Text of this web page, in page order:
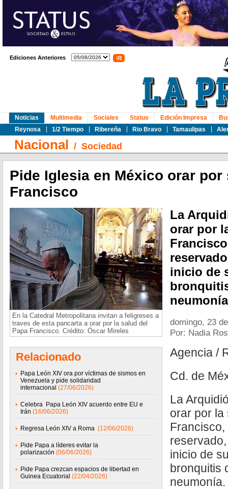
Ediciones Anteriores
Noticias
Reynosa
1/2 Tiempo Ribereña Rio Bravo Tamaulipas
Multimedia Sociales Status Edición Impresa
Nacional / Sociedad
Pide Iglesia en México orar por
Francisco
En la Catedral Metropolitana invitan a feligreses a
traves de esta pancarta a orar por la salud del
Papa Francisco. Crédito: Óscar Mireles
Relacionado
Papa León XIV ora por víctimas de sismos en
Venezuela y pide solidaridad
internacional (27/06/2026)
Celebra Papa León XIV acuerdo entre EU e
Irán (16/06/2026)
Regresa León XIV a Roma (12/06/2026)
Pide Papa a líderes evitar la
polarización (06/06/2026)
Pide Papa crezcan espacios de libertad en
Guinea Ecuatorial (22/04/2026)
La
orar por
inicio de
domingo, 23
Por: Nadia
Agencia /
Cd. de
La
orar por la
inicio de
bronquitis
neumonía.